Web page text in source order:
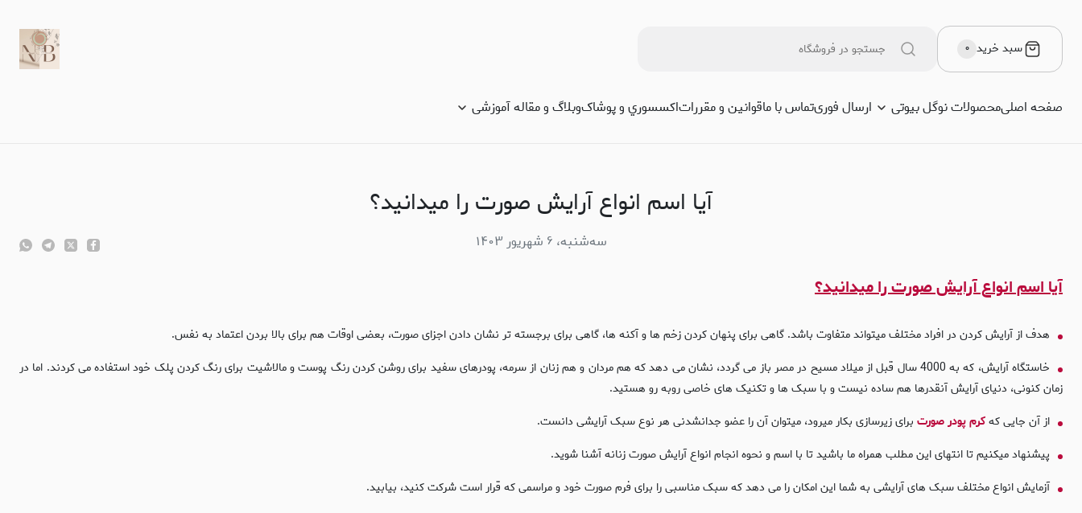
سبد خرید ۰
صفحه اصلیمحصولات نوگل بیوتی ارسال فوریتماس با ماقوانین و مقرراتاكسسوري و پوشاکوبلاگ و مقاله آموزشی
آیا اسم انواع آرایش صورت را میدانید؟
سه‌شنبه، ۶ شهریور ۱۴۰۳
آیا اسم انواع آرایش صورت را میدانید؟
هدف از آرایش کردن در افراد مختلف میتواند متفاوت باشد. گاهی برای پنهان کردن زخم‌ ها و آکنه‌ ها، گاهی برای برجسته تر نشان دادن اجزای صورت، بعضی اوقات هم برای بالا بردن اعتماد به نفس.
خاستگاه آرایش، که به 4000 سال قبل از میلاد مسیح در مصر باز می گردد، نشان می دهد که هم مردان و هم زنان از سرمه، پودرهای سفید برای روشن کردن رنگ پوست و مالاشیت برای رنگ کردن پلک خود استفاده می کردند. اما در
زمان کنونی، دنیای آرایش آنقدرها هم ساده نیست و با سبک ها و تکنیک های خاصی روبه رو هستید.
از آن جایی کهکرم پودر صورت برای زیرسازی بکار میرود، میتوان آن را عضو جدانشدنی هر نوع سبک آرایشی دانست.
پیشنهاد میکنیم تا انتهای این مطلب همراه ما باشید تا با اسم و نحوه انجام انواع آرایش صورت زنانه آشنا شوید.
آزمایش انواع مختلف سبک های آرایشی به شما این امکان را می دهد که سبک مناسبی را برای فرم صورت خود و مراسمی که قرار است شرکت کنید، بیابید.